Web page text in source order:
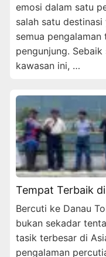
emosi dalam satu
salah satu
semua
pengunjung.
kawasan ini, …
Tempat Terbaik
Bercuti ke Danau
bukan sekadar
tasik terbesar di
pengalaman